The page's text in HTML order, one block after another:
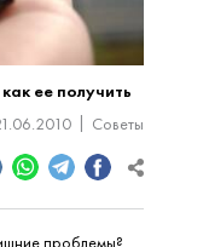
ее получить
Советы
проблемы?